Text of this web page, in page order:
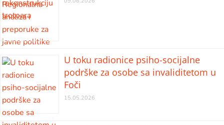
U toku radionice psiho-socijalne
podrške za osobe sa invaliditetom u
Foči
15.05.2026